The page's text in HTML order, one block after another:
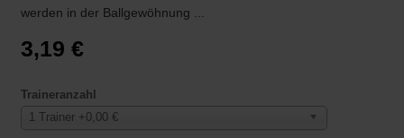
werden in der Ballgewöhnung ...
3,19 €
Traineranzahl
1 Trainer +0,00 €